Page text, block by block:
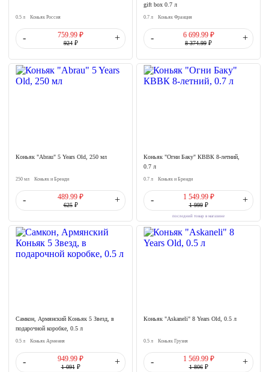
0.5 л Коньяк Россия
- 759.99 ₽
924₽
+
gift box 0.7 л
0.7 л Коньяк Франция
- 6 699.99 ₽
8 374.99 ₽
+
Коньяк "Abrau" 5 Years Old, 250 мл
250 мл Коньяк и Бренди
- 489.99 ₽
625₽
+
Коньяк "Огни Баку" КВВК 8-летний,
0.7 л
0.7 л Коньяк и Бренди
- 1 549.99 ₽
1 999₽
+
последний товар в магазине
Самкон, Армянский Коньяк 5 Звезд, в
подарочной коробке, 0.5 л
0.5 л Коньяк Армения
- 949.99 ₽
1 091₽
+
Коньяк "Askaneli" 8 Years Old, 0.5 л
0.5 л Коньяк Грузия
- 1 569.99 ₽
1 806₽
+